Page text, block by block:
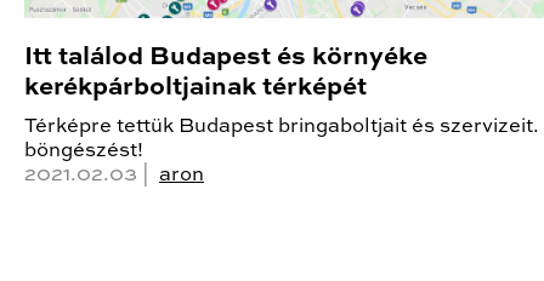
Itt találod Budapest és környéke
kerékpárboltjainak térképét
Térképre tettük Budapest bringaboltjait és szervizeit.
böngészést!
2021.02.03 | aron